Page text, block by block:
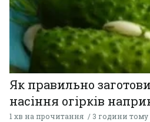
Як правильно
насіння огірків
1 хв на прочитання 3 години тому